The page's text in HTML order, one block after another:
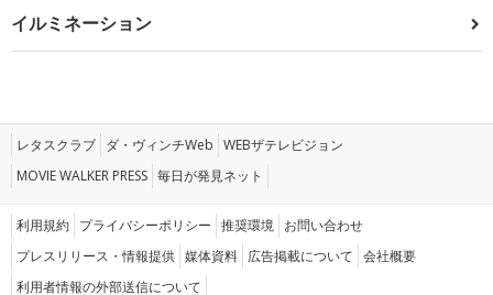
イルミネーション
レタスクラブ ダ・ヴィンチWeb WEBザテレビジョン
MOVIE WALKER PRESS 毎日が発見ネット
利用規約 プライバシーポリシー 推奨環境 お問い合わせ
プレスリリース・情報提供 媒体資料 広告掲載について 会社概要
利用者情報の外部送信について